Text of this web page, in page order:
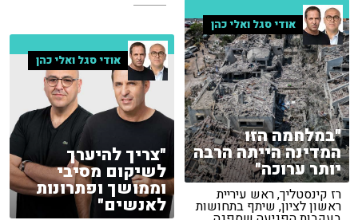
אודי סגל ואלי כהן
"במלחמה הזו
המדינה הייתה הרבה
יותר ערוכה"
רז קינסטליך, ראש עיריית
ראשון לציון, שיתף בתחושות
אודי סגל ואלי כהן
"צריך להיערך
לשיקום מסיבי
וממושך ופתרונות
לאנשים"